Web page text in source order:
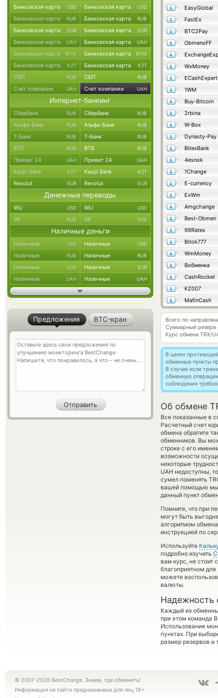
EasyGlobal
FastEx
BTC2Pay
ObmenoFF
WxMoney
ECashExpert
1WM
Buy-Bitcoin
2rbina
W-Box
Dynasty-Pay
BitexBank
4esnok
1Change
E-currency
ExWm
Amgchange
Best-Obmen
99Rates
Bitok777
WmMoney
Вобменка
CashRocket
KZ007
MafinCash
Всего по
Суммарный резерв
Курс обмена TRX/
В целях
обменные пункты
В случае если
обменную
соблюдения
Об обмене
Все показанные в
Расчетный счет
обмена обратите
обменников. Вы
строке с его
возможности
некоторые
UAH недоступны,
сумел поменять
вашей помощью мы
данный пункт
Помните, что при
могут быть
алгоритмом
инструкцией по
Используйте
подробно изучить
вам курс, не стоит
благоприятном
можете
валюты.
Надежность
Каждый из
при этом команда
Использование
пунктах. При
размер резервов и
Банковская карта USD Банковская карта USD
Банковская карта RUB Банковская карта RUB
Банковская карта EUR Банковская карта EUR
Банковская карта UAH Банковская карта UAH
Банковская карта BYN Банковская карта BYN
Банковская карта KZT Банковская карта KZT
СБП RUB СБП RUB
Счет компании UAH Счет компании UAH
Интернет-банкинг
Сбербанк RUB Сбербанк RUB
Альфа-Банк RUB Альфа-Банк RUB
Т-Банк RUB Т-Банк RUB
ВТБ RUB ВТБ RUB
Приват 24 UAH Приват 24 UAH
Kaspi Bank KZT Kaspi Bank KZT
Revolut EUR Revolut EUR
Денежные переводы
WU USD WU USD
ЗК RUB ЗК RUB
Наличные деньги
Наличные USD Наличные USD
Наличные RUB Наличные RUB
Наличные EUR Наличные EUR
Наличные UAH Наличные UAH
Предложения BTC-кран
© 2007-2026 BestChange. Знаем, где обменять!
Информация на сайте предназначена для лиц 18+